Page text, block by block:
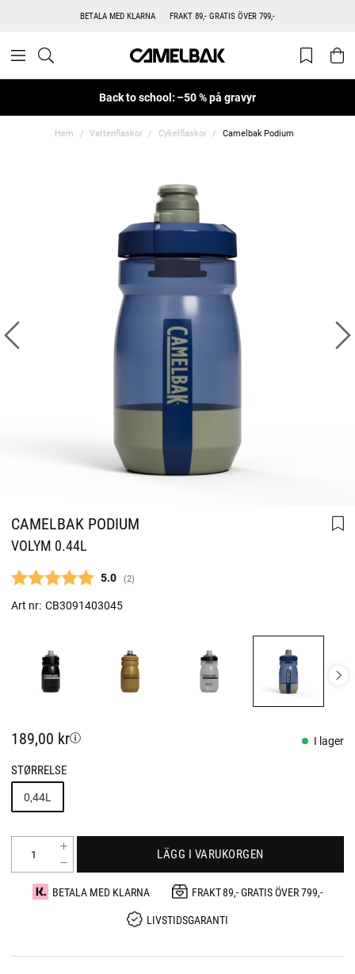
BETALA MED KLARNA FRAKT 89,- GRATIS ÖVER 799,-
Back to school: –50 % på gravyr
Hem Vattenflaskor Cykelflaskor Camelbak Podium
CAMELBAK PODIUM
VOLYM 0.44L
Snittbetyg:
5.0 (röster:
2)
Art nr: CB3091403045
189,00 kr I lager
STØRRELSE
0,44L
LÄGG I VARUKORGEN
BETALA MED KLARNA
FRAKT 89,- GRATIS ÖVER 799,-
LIVSTIDSGARANTI